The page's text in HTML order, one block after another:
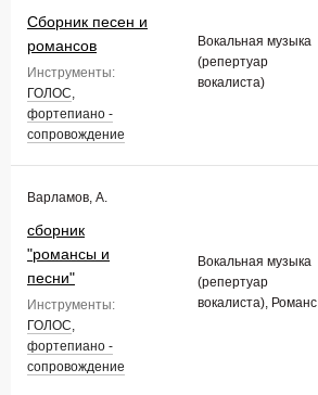
Сборник песен и
романсов
Инструменты:
ГОЛОС,
фортепиано -
сопровождение
Вокальная музыка
(репертуар
вокалиста)
Варламов, А.
сборник
"романсы и
песни"
Инструменты:
ГОЛОС,
фортепиано -
сопровождение
Вокальная музыка
(репертуар
вокалиста), Романс